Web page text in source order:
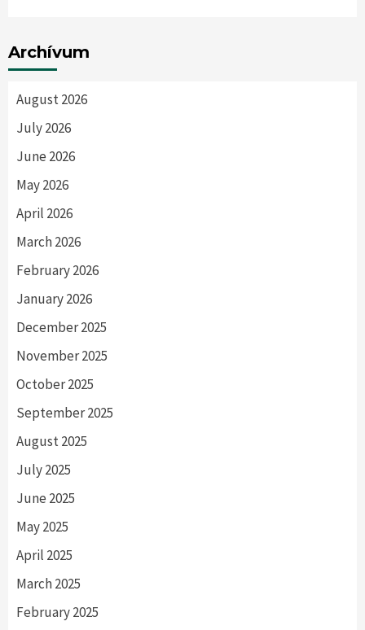
Archívum
August 2026
July 2026
June 2026
May 2026
April 2026
March 2026
February 2026
January 2026
December 2025
November 2025
October 2025
September 2025
August 2025
July 2025
June 2025
May 2025
April 2025
March 2025
February 2025